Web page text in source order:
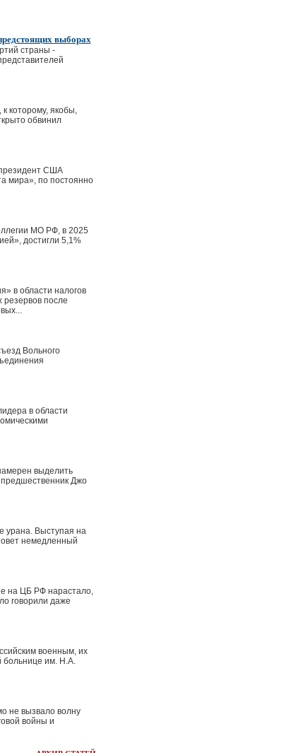
выборах
страны -
которому, якобы,
обвинил
США
мира», по постоянно
МО РФ, в 2025
достигли 5,1%
в области налогов
после
Вольного
в области
выделить
предшественник Джо
урана. Выступая на
немедленный
на ЦБ РФ нарастало,
говорили даже
военным, их
больнице им. Н.А.
не вызвало волну
войны и